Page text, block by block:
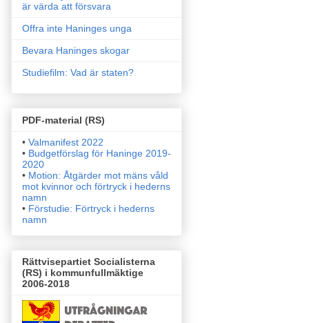
är värda att försvara
Offra inte Haninges unga
Bevara Haninges skogar
Studiefilm: Vad är staten?
PDF-material (RS)
• Valmanifest 2022
• Budgetförslag för Haninge 2019-
2020
• Motion: Åtgärder mot mäns våld
mot kvinnor och förtryck i hederns
namn
• Förstudie: Förtryck i hederns
namn
Rättvisepartiet Socialisterna
(RS) i kommunfullmäktige
2006-2018